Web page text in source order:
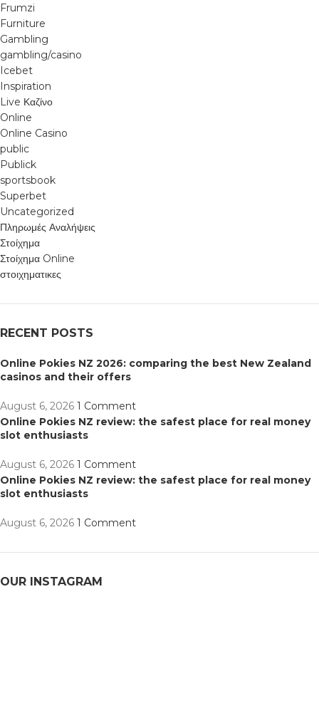
Frumzi
Furniture
Gambling
gambling/casino
Icebet
Inspiration
Live Καζίνο
Online
Online Casino
public
Publick
sportsbook
Superbet
Uncategorized
Πληρωμές Αναλήψεις
Στοίχημα
Στοίχημα Online
στοιχηματικες
RECENT POSTS
Online Pokies NZ 2026: comparing the best New Zealand
casinos and their offers
August 6, 2026 1 Comment
Online Pokies NZ review: the safest place for real money
slot enthusiasts
August 6, 2026 1 Comment
Online Pokies NZ review: the safest place for real money
slot enthusiasts
August 6, 2026 1 Comment
OUR INSTAGRAM